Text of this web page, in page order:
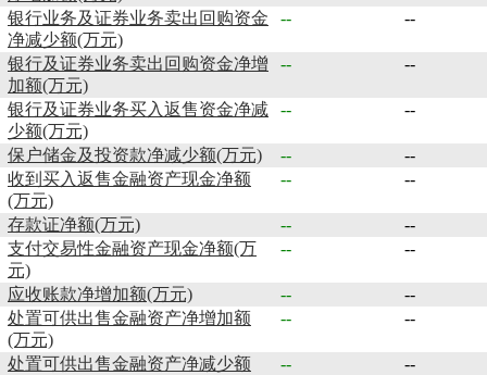
银行业务及证券业务卖出回购资金
净减少额(万元)
-- --
银行及证券业务卖出回购资金净增
加额(万元)
-- --
银行及证券业务买入返售资金净减
少额(万元)
-- --
保户储金及投资款净减少额(万元) --
--
收到买入返售金融资产现金净额
(万元)
-- --
存款证净额(万元) --
--
支付交易性金融资产现金净额(万
元)
-- --
应收账款净增加额(万元) --
--
处置可供出售金融资产净增加额
(万元)
-- --
处置可供出售金融资产净减少额
-- --